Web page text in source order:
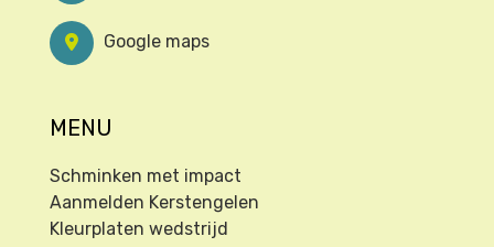
Google maps
MENU
Schminken met impact
Aanmelden Kerstengelen
Kleurplaten wedstrijd